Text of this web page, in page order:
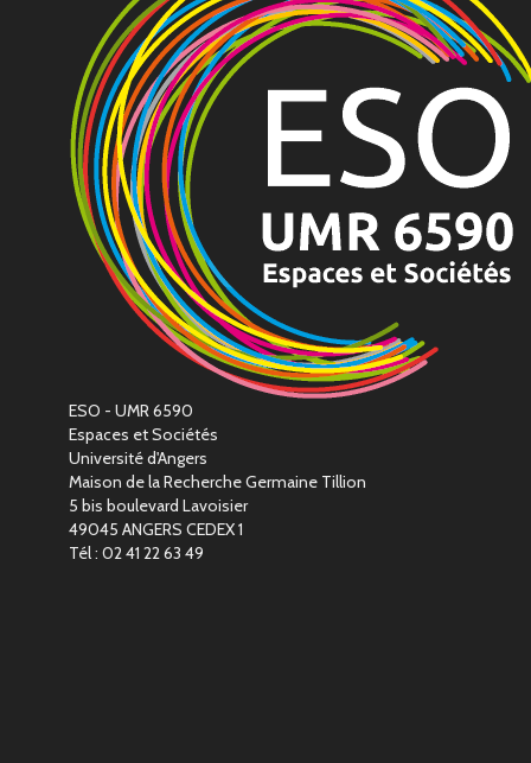
ESO - UMR 6590
Espaces et Sociétés
Université d'Angers
Maison de la Recherche Germaine Tillion
5 bis boulevard Lavoisier
49045 ANGERS CEDEX 1
Tél : 02 41 22 63 49